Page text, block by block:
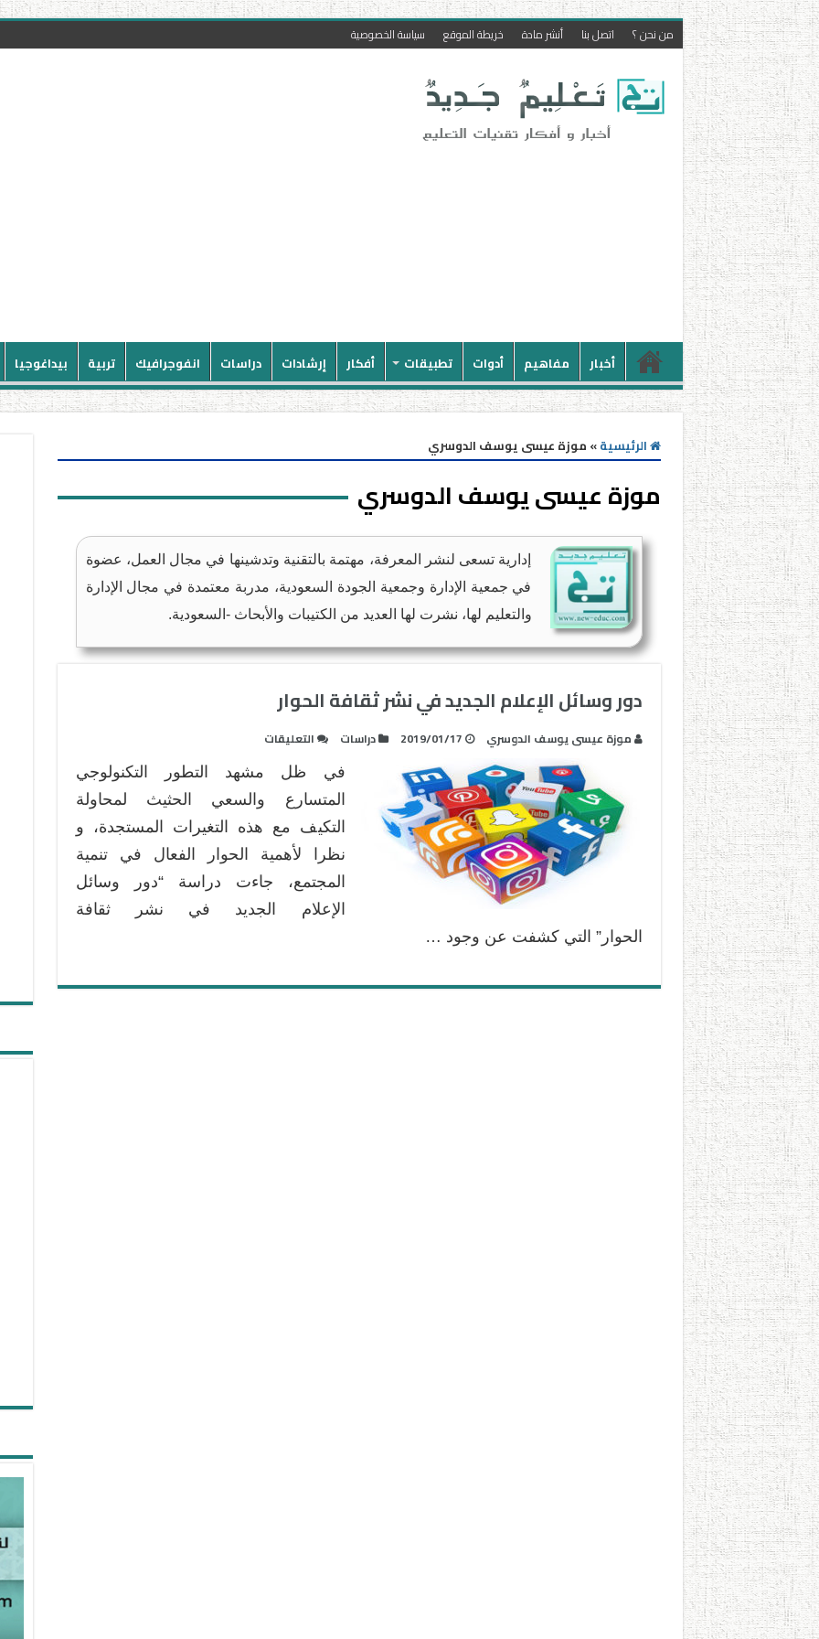
من نحن ؟ اتصل بنا أنشر مادة خريطة الموقع سياسة الخصوصية
أخبار مفاهيم أدوات تطبيقات أفكار إرشادات دراسات انفوجرافيك تربية بيداغوجيا
الرئيسية» موزة عيسى يوسف الدوسري
موزة عيسى يوسف الدوسري
إدارية تسعى لنشر المعرفة، مهتمة بالتقنية وتدشينها في مجال العمل، عضوة
في جمعية الإدارة وجمعية الجودة السعودية، مدربة معتمدة في مجال الإدارة
والتعليم لها، نشرت لها العديد من الكتيبات والأبحاث -السعودية.
دور وسائل الإعلام الجديد في نشر ثقافة الحوار
موزة عيسى يوسف الدوسري 2019/01/17 دراسات التعليقات
وسائل
الإعلام
الجديد
نشر
ثقافة
الحوار
في ظل مشهد التطور التكنولوجي
المتسارع والسعي الحثيث لمحاولة
التكيف مع هذه التغيرات المستجدة، و
نظرا لأهمية الحوار الفعال في تنمية
المجتمع، جاءت دراسة “دور وسائل
الإعلام الجديد في نشر ثقافة
الحوار” التي كشفت عن وجود …